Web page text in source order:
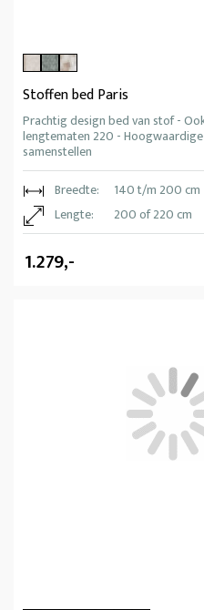
Stoffen bed Paris
Prachtig design bed van stof -
lengtematen 220 -
samenstellen
Breedte:
140 t/m 200 cm
Lengte:
200 of 220 cm
1.279,-